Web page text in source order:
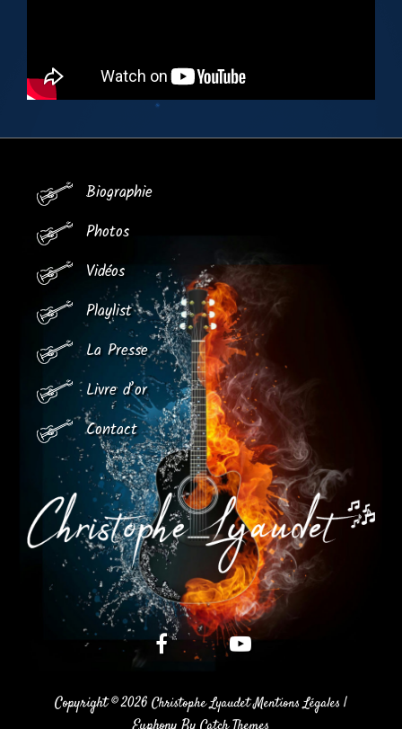
Biographie
Photos
Vidéos
Playlist
La Presse
Livre d’or
Contact
Page
Youtube
Copyright © 2026 Christophe LyaudetMentions Légales |